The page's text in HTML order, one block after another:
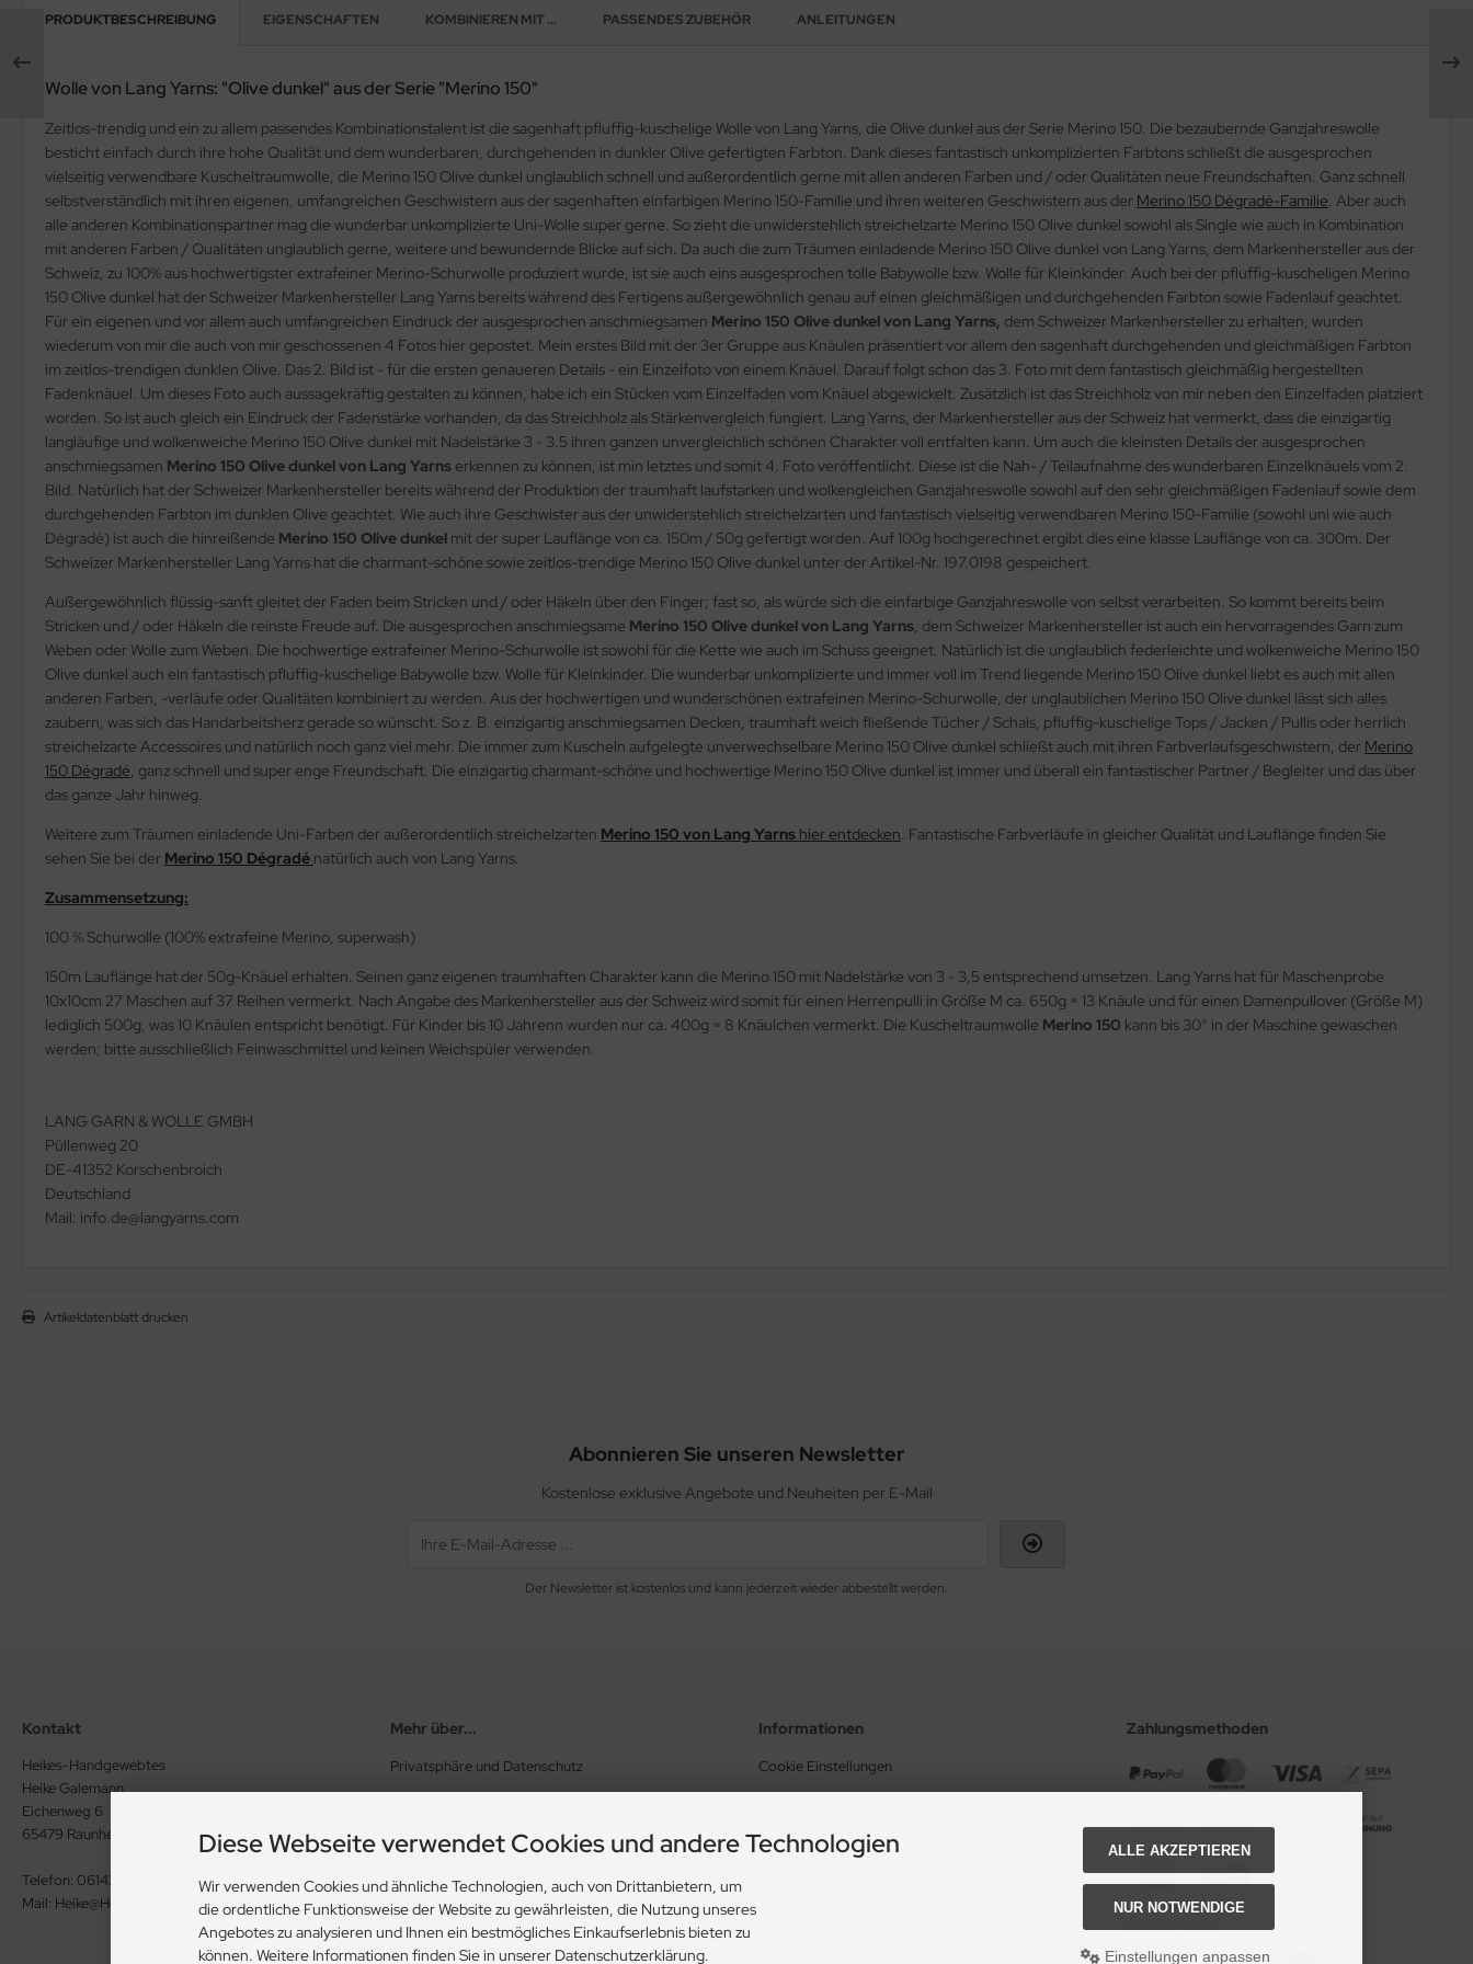
PRODUKTBESCHREIBUNG EIGENSCHAFTEN KOMBINIEREN MIT ... PASSENDES ZUBEHÖR ANLEITUNGEN
Wolle von Lang Yarns: "Olive dunkel" aus der Serie "Merino 150"
Zeitlos-trendig und ein zu allem passendes Kombinationstalent ist die sagenhaft pfluffig-kuschelige Wolle von Lang Yarns, die Olive dunkel aus der Serie Merino 150. Die bezaubernde Ganzjahreswolle
besticht einfach durch ihre hohe Qualität und dem wunderbaren, durchgehenden in dunkler Olive gefertigten Farbton. Dank dieses fantastisch unkomplizierten Farbtons schließt die ausgesprochen
vielseitig verwendbare Kuscheltraumwolle, die Merino 150 Olive dunkel unglaublich schnell und außerordentlich gerne mit allen anderen Farben und / oder Qualitäten neue Freundschaften. Ganz schnell
selbstverständlich mit ihren eigenen, umfangreichen Geschwistern aus der sagenhaften einfarbigen Merino 150-Familie und ihren weiteren Geschwistern aus der Merino 150 Dégradé-Familie . Aber auch
alle anderen Kombinationspartner mag die wunderbar unkomplizierte Uni-Wolle super gerne. So zieht die unwiderstehlich streichelzarte Merino 150 Olive dunkel sowohl als Single wie auch in Kombination
mit anderen Farben / Qualitäten unglaublich gerne, weitere und bewundernde Blicke auf sich. Da auch die zum Träumen einladende Merino 150 Olive dunkel von Lang Yarns, dem Markenhersteller aus der
Schweiz, zu 100% aus hochwertigster extrafeiner Merino-Schurwolle produziert wurde, ist sie auch eins ausgesprochen tolle Babywolle bzw. Wolle für Kleinkinder. Auch bei der pfluffig-kuscheligen Merino
150 Olive dunkel hat der Schweizer Markenhersteller Lang Yarns bereits während des Fertigens außergewöhnlich genau auf einen gleichmäßigen und durchgehenden Farbton sowie Fadenlauf geachtet.
Für ein eigenen und vor allem auch umfangreichen Eindruck der ausgesprochen anschmiegsamen Merino 150 Olive dunkel von Lang Yarns, dem Schweizer Markenhersteller zu erhalten, wurden
wiederum von mir die auch von mir geschossenen 4 Fotos hier gepostet. Mein erstes Bild mit der 3er Gruppe aus Knäulen präsentiert vor allem den sagenhaft durchgehenden und gleichmäßigen Farbton
im zeitlos-trendigen dunklen Olive. Das 2. Bild ist - für die ersten genaueren Details - ein Einzelfoto von einem Knäuel. Darauf folgt schon das 3. Foto mit dem fantastisch gleichmäßig hergestellten
Fadenknäuel. Um dieses Foto auch aussagekräftig gestalten zu können, habe ich ein Stücken vom Einzelfaden vom Knäuel abgewickelt. Zusätzlich ist das Streichholz von mir neben den Einzelfaden platziert
worden. So ist auch gleich ein Eindruck der Fadenstärke vorhanden, da das Streichholz als Stärkenvergleich fungiert. Lang Yarns, der Markenhersteller aus der Schweiz hat vermerkt, dass die einzigartig
langläufige und wolkenweiche Merino 150 Olive dunkel mit Nadelstärke 3 - 3.5 ihren ganzen unvergleichlich schönen Charakter voll entfalten kann. Um auch die kleinsten Details der ausgesprochen
anschmiegsamen Merino 150 Olive dunkel von Lang Yarns erkennen zu können, ist min letztes und somit 4. Foto veröffentlicht. Diese ist die Nah- / Teilaufnahme des wunderbaren Einzelknäuels vom 2.
Bild. Natürlich hat der Schweizer Markenhersteller bereits während der Produktion der traumhaft laufstarken und wolkengleichen Ganzjahreswolle sowohl auf den sehr gleichmäßigen Fadenlauf sowie dem
durchgehenden Farbton im dunklen Olive geachtet. Wie auch ihre Geschwister aus der unwiderstehlich streichelzarten und fantastisch vielseitig verwendbaren Merino 150-Familie (sowohl uni wie auch
Dégradé) ist auch die hinreißende Merino 150 Olive dunkel mit der super Lauflänge von ca. 150m / 50g gefertigt worden. Auf 100g hochgerechnet ergibt dies eine klasse Lauflänge von ca. 300m. Der
Schweizer Markenhersteller Lang Yarns hat die charmant-schöne sowie zeitlos-trendige Merino 150 Olive dunkel unter der Artikel-Nr. 197.0198 gespeichert.
Außergewöhnlich flüssig-sanft gleitet der Faden beim Stricken und / oder Häkeln über den Finger; fast so, als würde sich die einfarbige Ganzjahreswolle von selbst verarbeiten. So kommt bereits beim
Stricken und / oder Häkeln die reinste Freude auf. Die ausgesprochen anschmiegsame Merino 150 Olive dunkel von Lang Yarns , dem Schweizer Markenhersteller ist auch ein hervorragendes Garn zum
Weben oder Wolle zum Weben. Die hochwertige extrafeiner Merino-Schurwolle ist sowohl für die Kette wie auch im Schuss geeignet. Natürlich ist die unglaublich federleichte und wolkenweiche Merino 150
Olive dunkel auch ein fantastisch pfluffig-kuschelige Babywolle bzw. Wolle für Kleinkinder. Die wunderbar unkomplizierte und immer voll im Trend liegende Merino 150 Olive dunkel liebt es auch mit allen
anderen Farben, -verläufe oder Qualitäten kombiniert zu werden. Aus der hochwertigen und wunderschönen extrafeinen Merino-Schurwolle, der unglaublichen Merino 150 Olive dunkel lässt sich alles
zaubern, was sich das Handarbeitsherz gerade so wünscht. So z. B. einzigartig anschmiegsamen Decken, traumhaft weich fließende Tücher / Schals, pfluffig-kuschelige Tops / Jacken / Pullis oder herrlich
streichelzarte Accessoires und natürlich noch ganz viel mehr. Die immer zum Kuscheln aufgelegte unverwechselbare Merino 150 Olive dunkel schließt auch mit ihren Farbverlaufsgeschwistern, der Merino
150 Dégradé , ganz schnell und super enge Freundschaft. Die einzigartig charmant-schöne und hochwertige Merino 150 Olive dunkel ist immer und überall ein fantastischer Partner / Begleiter und das über
das ganze Jahr hinweg.
Weitere zum Träumen einladende Uni-Farben der außerordentlich streichelzarten Merino 150 von Lang Yarns hier entdecken . Fantastische Farbverläufe in gleicher Qualität und Lauflänge finden Sie
sehen Sie bei der Merino 150 Dégradé natürlich auch von Lang Yarns.
Zusammensetzung:
100 % Schurwolle (100% extrafeine Merino, superwash)
150m Lauflänge hat der 50g-Knäuel erhalten. Seinen ganz eigenen traumhaften Charakter kann die Merino 150 mit Nadelstärke von 3 - 3,5 entsprechend umsetzen. Lang Yarns hat für Maschenprobe
10x10cm 27 Maschen auf 37 Reihen vermerkt. Nach Angabe des Markenhersteller aus der Schweiz wird somit für einen Herrenpulli in Größe M ca. 650g = 13 Knäule und für einen Damenpullover (Größe M)
lediglich 500g, was 10 Knäulen entspricht benötigt. Für Kinder bis 10 Jahrenn wurden nur ca. 400g = 8 Knäulchen vermerkt. Die Kuscheltraumwolle Merino 150 kann bis 30° in der Maschine gewaschen
werden; bitte ausschließlich Feinwaschmittel und keinen Weichspüler verwenden.
LANG GARN & WOLLE GMBH
Püllenweg 20
DE-41352 Korschenbroich
Deutschland
Mail: info.de@langyarns.com
Artikeldatenblatt drucken
Abonnieren Sie unseren Newsletter
Kostenlose exklusive Angebote und Neuheiten per E-Mail
Der Newsletter ist kostenlos und kann jederzeit wieder abbestellt werden.
Kontakt
Heikes-Handgewebtes
Heike Galemann
Eichenweg 6
65479 Raunheim
Telefon: 06142 926386
Mail: Heike@Heikes-Handgewebtes.de
Mehr über...
Privatsphäre und Datenschutz
Allgemeine Geschäftsbedingungen
Widerrufsrecht
Impressum
Kontakt
Informationen
Cookie Einstellungen
Lieferung und Versandkosten
Zahlungsarten
Zahlungsmethoden
Diese Webseite verwendet Cookies und andere Technologien
Wir verwenden Cookies und ähnliche Technologien, auch von Drittanbietern, um
die ordentliche Funktionsweise der Website zu gewährleisten, die Nutzung unseres
Angebotes zu analysieren und Ihnen ein bestmögliches Einkaufserlebnis bieten zu
können. Weitere Informationen finden Sie in unserer Datenschutzerklärung.
ALLE AKZEPTIEREN
NUR NOTWENDIGE
Einstellungen anpassen